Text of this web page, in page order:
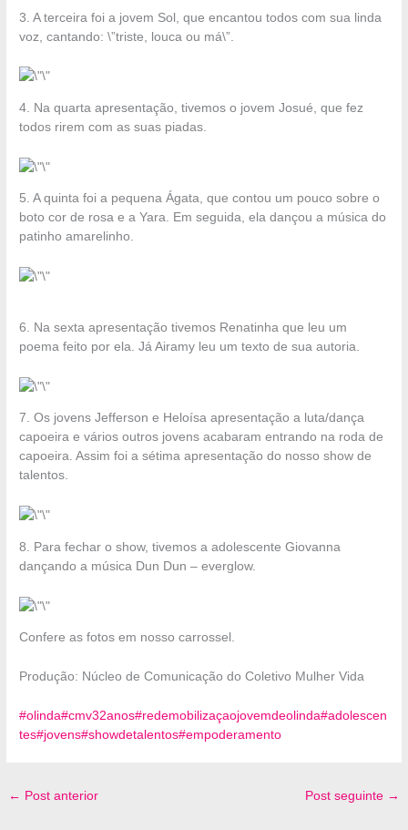
3. A terceira foi a jovem Sol, que encantou todos com sua linda
voz, cantando: \”triste, louca ou má\”.
4. Na quarta apresentação, tivemos o jovem Josué, que fez
todos rirem com as suas piadas.
5. A quinta foi a pequena Ágata, que contou um pouco sobre o
boto cor de rosa e a Yara. Em seguida, ela dançou a música do
patinho amarelinho.
6. Na sexta apresentação tivemos Renatinha que leu um
poema feito por ela. Já Airamy leu um texto de sua autoria.
7. Os jovens Jefferson e Heloísa apresentação a luta/dança
capoeira e vários outros jovens acabaram entrando na roda de
capoeira. Assim foi a sétima apresentação do nosso show de
talentos.
8. Para fechar o show, tivemos a adolescente Giovanna
dançando a música Dun Dun – everglow.
Confere as fotos em nosso carrossel.
Produção: Núcleo de Comunicação do Coletivo Mulher Vida
#olinda#cmv32anos#redemobilizaçaojovemdeolinda#adolescen
tes#jovens#showdetalentos#empoderamento
← Post anterior Post seguinte →